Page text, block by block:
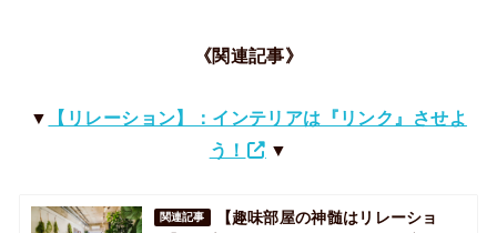
《関連記事》
▼
【リレーション】：インテリアは『リンク』させよ
う！
▼
関連記事
【趣味部屋の神髄はリレーショ